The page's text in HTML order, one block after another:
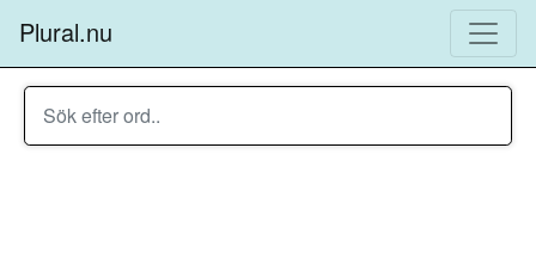
Plural.nu